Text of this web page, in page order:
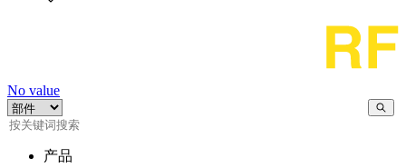
No value
产品